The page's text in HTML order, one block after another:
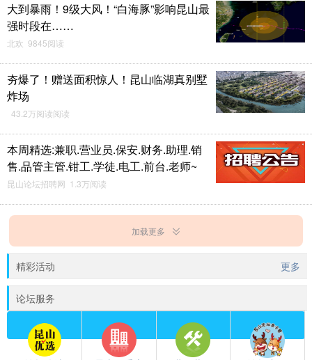
大到暴雨！9级大风！“白海豚”影响昆山最
强时段在……
北欢 9845阅读
夯爆了！赠送面积惊人！昆山临湖真别墅
炸场
43.2万阅读阅读
本周精选:兼职.营业员.保安.财务.助理.销
售.品管主管.钳工.学徒.电工.前台.老师~
昆山论坛招聘网 1.3万阅读
加载更多
精彩活动 更多
论坛服务